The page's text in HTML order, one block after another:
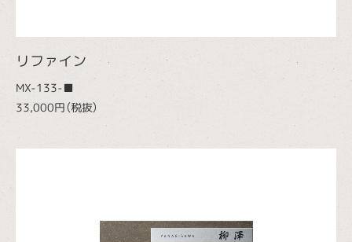
リファイン
MX-133-■
33,000円（税抜）